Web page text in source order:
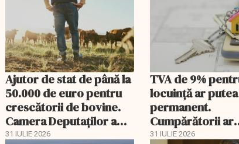
Ajutor de stat de până la
50.000 de euro pentru
crescătorii de bovine.
Camera Deputaților a
aprobat schema
31 IULIE 2026
TVA de 9%
locuință ar
permanent.
Cumpărătorii ar
economisi zeci
31 IULIE 2026